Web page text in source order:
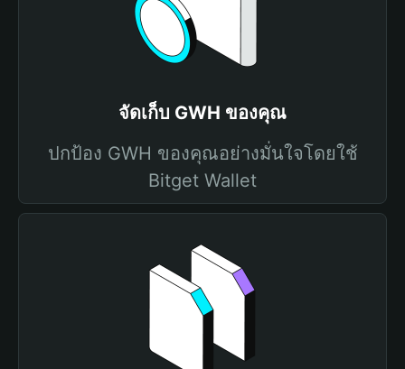
จัดเก็บ GWH ของคุณ
ปกป้อง GWH ของคุณอย่างมั่นใจโดยใช้
Bitget Wallet